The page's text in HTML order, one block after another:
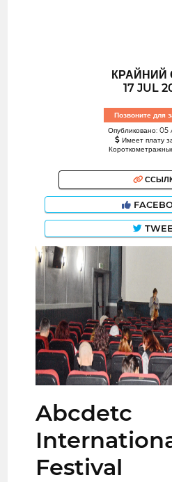
КРАЙНИЙ
17 JUL
Позвоните для
Опубликовано:
Имеет плату
Abcdetc
Festival